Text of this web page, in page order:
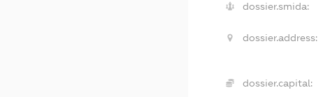
dossier.smida:
dossier.address:
dossier.capital: